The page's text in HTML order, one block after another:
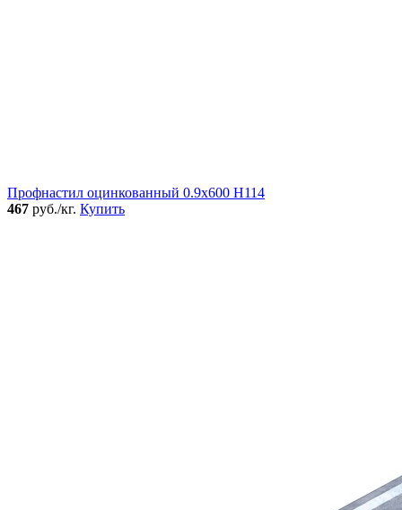
Профнастил оцинкованный 0.9x600 Н114
467 руб./кг. Купить